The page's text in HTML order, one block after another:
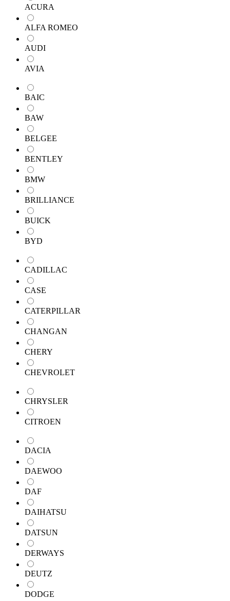
ACURA
ALFA ROMEO
AUDI
AVIA
BAIC
BAW
BELGEE
BENTLEY
BMW
BRILLIANCE
BUICK
BYD
CADILLAC
CASE
CATERPILLAR
CHANGAN
CHERY
CHEVROLET
CHRYSLER
CITROEN
DACIA
DAEWOO
DAF
DAIHATSU
DATSUN
DERWAYS
DEUTZ
DODGE